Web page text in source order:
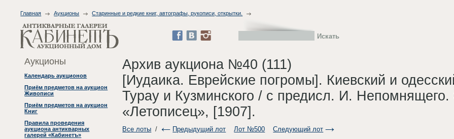
Главная Аукционы Старинные и редкие книг, автографы, рукописи, открытки.
Аукционы
Календарь аукционов
Приём предметов на аукцион
Живописи
Приём предметов на аукцион
Книг
Правила проведения
аукциона антикварных
галерей «Кабинетъ»
Архив аукциона №40 (111)
[Иудаика. Еврейские погромы]. Киевский и
Турау и Кузминского / с предисл. И. Непомнящего.
«Летописец», [1907].
Все лоты / Предыдущий лот Лот №500 Следующий лот